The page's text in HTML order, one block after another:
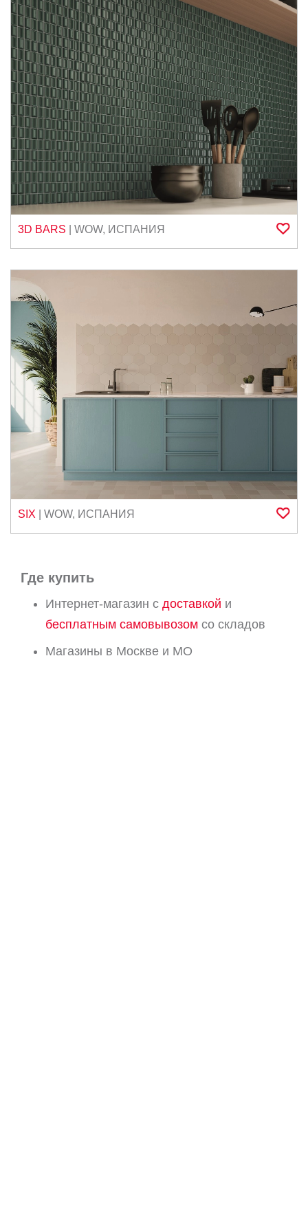
3D BARS WOW, ИСПАНИЯ
SIX WOW, ИСПАНИЯ
Где купить
Интернет-магазин с доставкой и
бесплатным самовывозом со складов
Магазины в Москве и МО